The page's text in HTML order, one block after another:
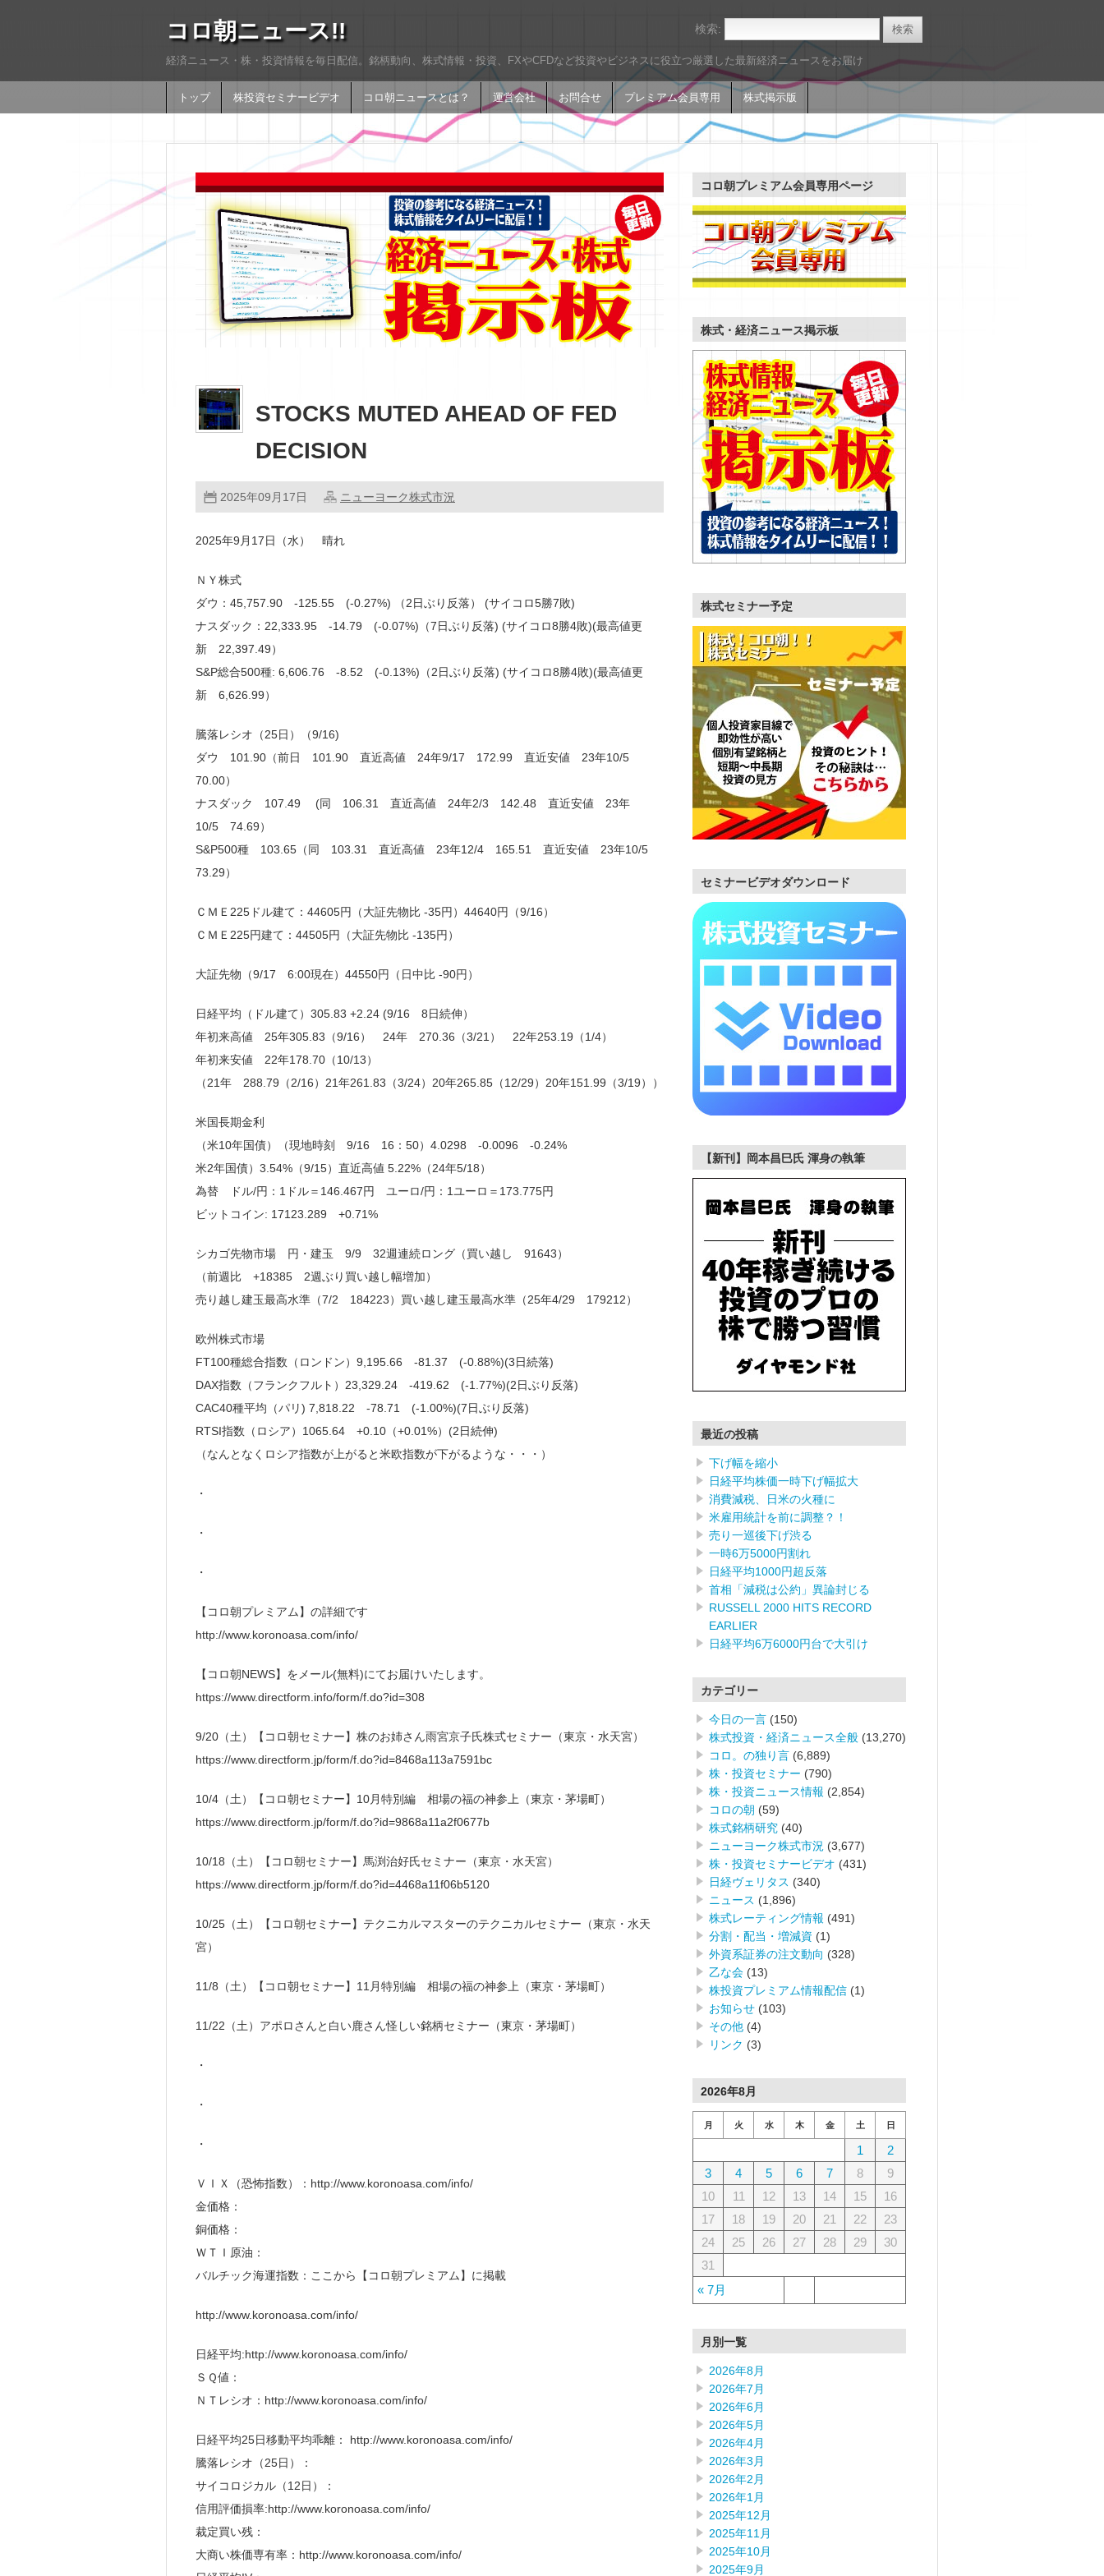
コロ朝ニュース!!
経済ニュース・株・投資情報を毎日配信。銘柄動向、株式情報・投資、FXやCFDなど投資やビジネスに役立つ厳選した最新経済ニュースをお届け
トップ 株投資セミナービデオ コロ朝ニュースとは？ 運営会社 お問合せ プレミアム会員専用 株式掲示版
検索:
STOCKS MUTED AHEAD OF FED
DECISION
2025年09月17日 ニューヨーク株式市況
2025年9月17日（水） 晴れ
ＮＹ株式
ダウ：45,757.90 -125.55 (-0.27%) （2日ぶり反落） (サイコロ5勝7敗)
ナスダック：22,333.95 -14.79 (-0.07%)（7日ぶり反落) (サイコロ8勝4敗)(最高値更
新 22,397.49）
S&P総合500種: 6,606.76 -8.52 (-0.13%)（2日ぶり反落) (サイコロ8勝4敗)(最高値更
新 6,626.99）
騰落レシオ（25日）（9/16)
ダウ 101.90（前日 101.90 直近高値 24年9/17 172.99 直近安値 23年10/5
70.00）
ナスダック 107.49 (同 106.31 直近高値 24年2/3 142.48 直近安値 23年
10/5 74.69）
S&P500種 103.65（同 103.31 直近高値 23年12/4 165.51 直近安値 23年10/5
73.29）
ＣＭＥ225ドル建て：44605円（大証先物比 -35円）44640円（9/16）
ＣＭＥ225円建て：44505円（大証先物比 -135円）
大証先物（9/17 6:00現在）44550円（日中比 -90円）
日経平均（ドル建て）305.83 +2.24 (9/16 8日続伸）
年初来高値 25年305.83（9/16） 24年 270.36（3/21） 22年253.19（1/4）
年初来安値 22年178.70（10/13）
（21年 288.79（2/16）21年261.83（3/24）20年265.85（12/29）20年151.99（3/19））
米国長期金利
（米10年国債）（現地時刻 9/16 16：50）4.0298 -0.0096 -0.24%
米2年国債）3.54%（9/15）直近高値 5.22%（24年5/18）
為替 ドル/円：1ドル＝146.467円 ユーロ/円：1ユーロ＝173.775円
ビットコイン: 17123.289 +0.71%
シカゴ先物市場 円・建玉 9/9 32週連続ロング（買い越し 91643）
（前週比 +18385 2週ぶり買い越し幅増加）
売り越し建玉最高水準（7/2 184223）買い越し建玉最高水準（25年4/29 179212）
欧州株式市場
FT100種総合指数（ロンドン）9,195.66 -81.37 (-0.88%)(3日続落)
DAX指数（フランクフルト）23,329.24 -419.62 (-1.77%)(2日ぶり反落)
CAC40種平均（パリ) 7,818.22 -78.71 (-1.00%)(7日ぶり反落)
RTSI指数（ロシア）1065.64 +0.10（+0.01%）(2日続伸)
（なんとなくロシア指数が上がると米欧指数が下がるような・・・）
・
・
・
【コロ朝プレミアム】の詳細です
http://www.koronoasa.com/info/
【コロ朝NEWS】をメール(無料)にてお届けいたします。
https://www.directform.info/form/f.do?id=308
9/20（土）【コロ朝セミナー】株のお姉さん雨宮京子氏株式セミナー（東京・水天宮）
https://www.directform.jp/form/f.do?id=8468a113a7591bc
10/4（土）【コロ朝セミナー】10月特別編 相場の福の神参上（東京・茅場町）
https://www.directform.jp/form/f.do?id=9868a11a2f0677b
10/18（土）【コロ朝セミナー】馬渕治好氏セミナー（東京・水天宮）
https://www.directform.jp/form/f.do?id=4468a11f06b5120
10/25（土）【コロ朝セミナー】テクニカルマスターのテクニカルセミナー（東京・水天
宮）
11/8（土）【コロ朝セミナー】11月特別編 相場の福の神参上（東京・茅場町）
11/22（土）アポロさんと白い鹿さん怪しい銘柄セミナー（東京・茅場町）
・
・
・
ＶＩＸ（恐怖指数）：http://www.koronoasa.com/info/
金価格：
銅価格：
ＷＴＩ原油：
バルチック海運指数：ここから【コロ朝プレミアム】に掲載
http://www.koronoasa.com/info/
日経平均:http://www.koronoasa.com/info/
ＳＱ値：
ＮＴレシオ：http://www.koronoasa.com/info/
日経平均25日移動平均乖離： http://www.koronoasa.com/info/
騰落レシオ（25日）：
サイコロジカル（12日）：
信用評価損率:http://www.koronoasa.com/info/
裁定買い残：
大商い株価専有率：http://www.koronoasa.com/info/
コロ朝プレミアム会員専用ページ
株式・経済ニュース掲示板
株式セミナー予定
セミナービデオダウンロード
【新刊】岡本昌巳氏 渾身の執筆
最近の投稿
下げ幅を縮小
日経平均株価一時下げ幅拡大
消費減税、日米の火種に
米雇用統計を前に調整？！
売り一巡後下げ渋る
一時6万5000円割れ
日経平均1000円超反落
首相「減税は公約」異論封じる
RUSSELL 2000 HITS RECORD
EARLIER
日経平均6万6000円台で大引け
カテゴリー
今日の一言 (150)
株式投資・経済ニュース全般 (13,270)
コロ。の独り言 (6,889)
株・投資セミナー (790)
株・投資ニュース情報 (2,854)
コロの朝 (59)
株式銘柄研究 (40)
ニューヨーク株式市況 (3,677)
株・投資セミナービデオ (431)
日経ヴェリタス (340)
ニュース (1,896)
株式レーティング情報 (491)
分割・配当・増減資 (1)
外資系証券の注文動向 (328)
乙な会 (13)
株投資プレミアム情報配信 (1)
お知らせ (103)
その他 (4)
リンク (3)
2026年8月
月 火 水 木 金 土 日
« 7月
1
2
3
4 5 6 7 8
9
10
11 12 13 14 15
16
17
18 19 20 21 22
23
24
25 26 27 28 29
30
31
月別一覧
2026年8月
2026年7月
2026年6月
2026年5月
2026年4月
2026年3月
2026年2月
2026年1月
2025年12月
2025年11月
2025年10月
2025年9月